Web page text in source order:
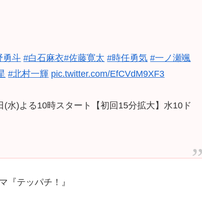
勇斗 #白石麻衣#佐藤寛太 #時任勇気 #一ノ瀬颯
#北村一輝 pic.twitter.com/EfCVdM9XF3
)よる10時スタート【初回15分拡大】水10ド
『テッパチ！』